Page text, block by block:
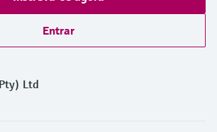
Entrar
Ltd